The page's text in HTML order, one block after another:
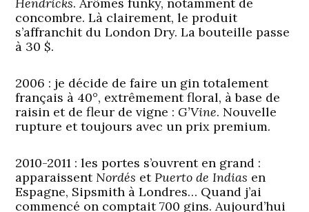
Hendricks. Arômes funky, notamment de
concombre. Là clairement, le produit
s’affranchit du London Dry. La bouteille passe
à 30 $.
2006 : je décide de faire un gin totalement
français à 40°, extrêmement floral, à base de
raisin et de fleur de vigne : G’Vine. Nouvelle
rupture et toujours avec un prix premium.
2010-2011 : les portes s’ouvrent en grand :
apparaissentNordés etPuerto de Indias en
Espagne, Sipsmith à Londres… Quand j’ai
commencé on comptait 700 gins. Aujourd’hui